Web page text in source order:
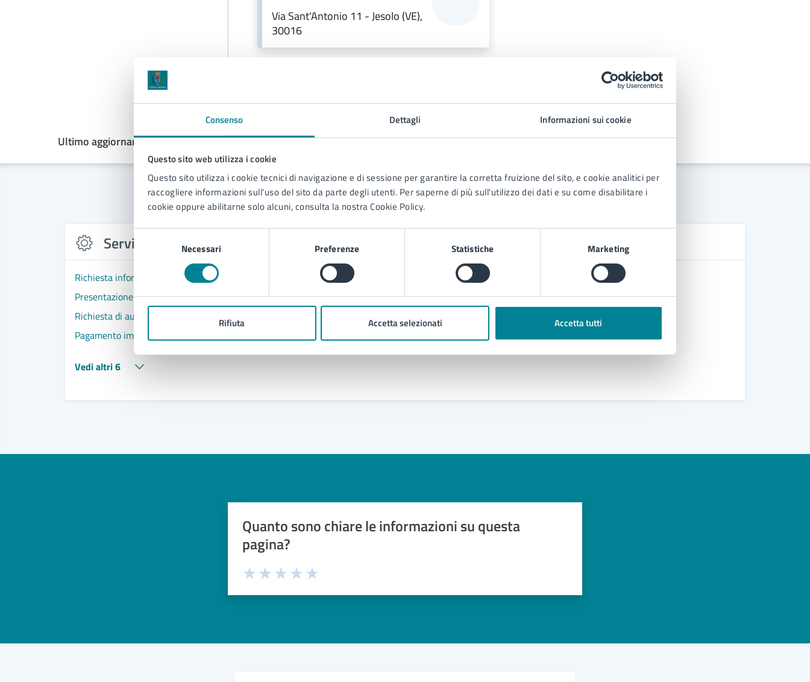
Consenso Dettagli Informazioni sui cookie
Questo sito web utilizza i cookie
Questo sito utilizza i cookie tecnici di navigazione e di sessione per garantire la corretta fruizione del sito, e cookie analitici per
raccogliere informazioni sull'uso del sito da parte degli utenti. Per saperne di più sull'utilizzo dei dati e su come disabilitare i
cookie oppure abilitarne solo alcuni, consulta la nostra Cookie Policy.
Selezione
del
Necessari Preferenze Statistiche Marketing
Rifiuta Accetta selezionati Accetta tutti
Via Sant'Antonio 11 - Jesolo (VE),
30016
Ultimo aggiornamento:18/03/2025, 15:55
Contenuti correlati
Servizi
Richiesta informazioni e/o comunicazioni in merito ai verbali a ruolo
Presentazione richiesta di occupazione di suolo pubblico attività produttive e imprese
Richiesta di autorizzazione in deroga ai limiti di rumorosità per attività di cantiere
Pagamento imposta di soggiorno
Vedi altri 6
Quanto sono chiare le informazioni su questa
pagina?